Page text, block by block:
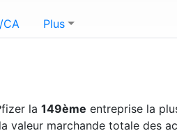
CA Plus
la 149ème entreprise la
valeur marchande totale des